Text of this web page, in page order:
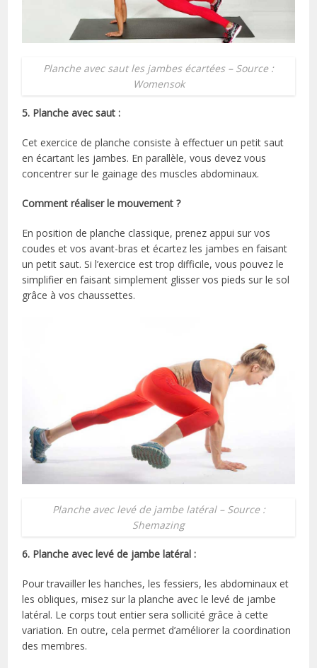
Planche avec saut les jambes écartées – Source :
Womensok
5. Planche avec saut :
Cet exercice de planche consiste à effectuer un petit saut
en écartant les jambes. En parallèle, vous devez vous
concentrer sur le gainage des muscles abdominaux.
Comment réaliser le mouvement ?
En position de planche classique, prenez appui sur vos
coudes et vos avant-bras et écartez les jambes en faisant
un petit saut. Si l’exercice est trop difficile, vous pouvez le
simplifier en faisant simplement glisser vos pieds sur le sol
grâce à vos chaussettes.
Planche avec levé de jambe latéral – Source :
Shemazing
6. Planche avec levé de jambe latéral :
Pour travailler les hanches, les fessiers, les abdominaux et
les obliques, misez sur la planche avec le levé de jambe
latéral. Le corps tout entier sera sollicité grâce à cette
variation. En outre, cela permet d’améliorer la coordination
des membres.